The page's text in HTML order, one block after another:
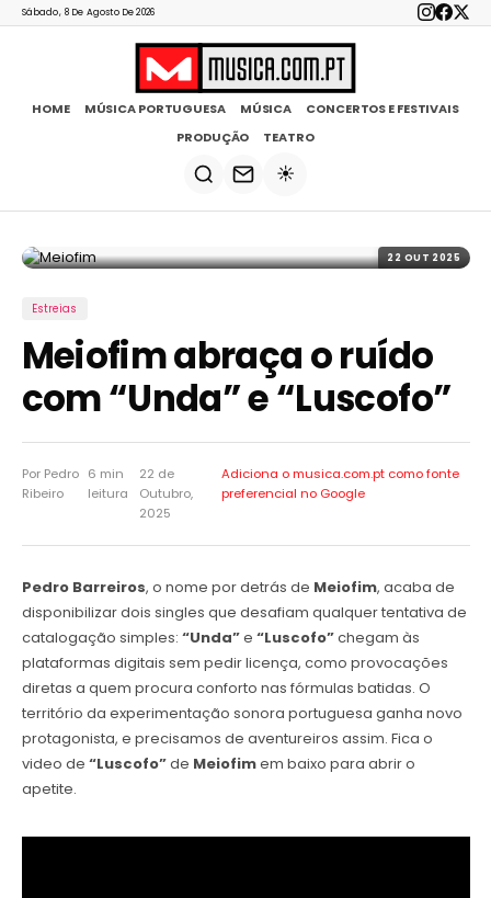
Sábado, 8 De Agosto De 2026
HOME MÚSICA PORTUGUESA MÚSICA
CONCERTOS E FESTIVAIS
PRODUÇÃO
TEATRO
☀️
22 OUT 2025
Estreias
Meiofim abraça o ruído
com “Unda” e “Luscofo”
Por Pedro
Ribeiro
6 min
leitura
22 de
Outubro,
2025
Adiciona o musica.com.pt comofonte
preferencial no Google
Pedro Barreiros, o nome por detrás de Meiofim, acaba de
disponibilizar dois singles que desafiam qualquer tentativa de
catalogação simples: “Unda”e “Luscofo”chegam às
plataformas digitais sem pedir licença, como provocações
diretas a quem procura conforto nas fórmulas batidas. O
território da experimentação sonora portuguesa ganha novo
protagonista, e precisamos de aventureiros assim. Fica o
video de “Luscofo”de Meiofimem baixo para abrir o
apetite.